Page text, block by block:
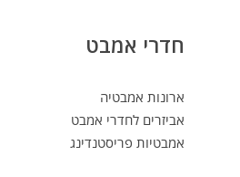
חדרי אמבט
ארונות אמבטיה
אביזרים לחדרי אמבט
אמבטיות פריסטנדינג